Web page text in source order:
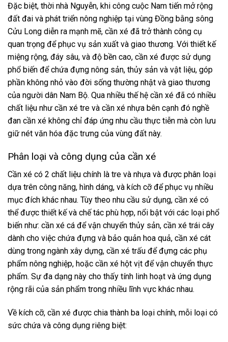
Đặc biệt, thời nhà Nguyễn, khi công cuộc Nam tiến mở rộng
đất đai và phát triển nông nghiệp tại vùng Đồng bằng sông
Cửu Long diễn ra mạnh mẽ, cần xé đã trở thành công cụ
quan trọng để phục vụ sản xuất và giao thương. Với thiết kế
miệng rộng, đáy sâu, và độ bền cao, cần xé được sử dụng
phổ biến để chứa đựng nông sản, thủy sản và vật liệu, góp
phần không nhỏ vào đời sống thường nhật và giao thương
của người dân Nam Bộ. Qua nhiều thế hệ cần xé đã có nhiều
chất liệu như cần xé tre và cần xé nhựa bên cạnh đó nghề
đan cần xé không chỉ đáp ứng nhu cầu thực tiễn mà còn lưu
giữ nét văn hóa đặc trưng của vùng đất này.
Phân loại và công dụng của cần xé
Cần xé có 2 chất liệu chính là tre và nhựa và được phân loại
dựa trên công năng, hình dáng, và kích cỡ để phục vụ nhiều
mục đích khác nhau. Tùy theo nhu cầu sử dụng, cần xé có
thể được thiết kế và chế tác phù hợp, nổi bật với các loại phổ
biến như: cần xé cá để vận chuyển thủy sản, cần xé trái cây
dành cho việc chứa đựng và bảo quản hoa quả, cần xé cát
dùng trong ngành xây dựng, cần xé trấu để đựng các phụ
phẩm nông nghiệp, hoặc cần xé hột vịt để vận chuyển thực
phẩm. Sự đa dạng này cho thấy tính linh hoạt và ứng dụng
rộng rãi của sản phẩm trong nhiều lĩnh vực khác nhau.
Về kích cỡ, cần xé được chia thành ba loại chính, mỗi loại có
sức chứa và công dụng riêng biệt: